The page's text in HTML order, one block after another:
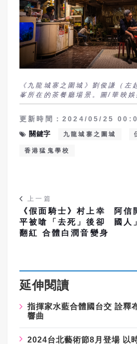
《九龍城寨之圍城》劉俊謙（左
峯所在的茶餐廳場景。圖/華映娛
更新時間：2024/05/25
關鍵字
九龍城寨之圍城
香港猛鬼學校
上一篇
《假面騎士》村上幸
平被嗆「去死」後卻
翻紅 合體白潤音變身
阿信
國人
延伸閱讀
指揮家水藍合體國台交 詮釋
響曲
2024台北藝術節8 月登場 以